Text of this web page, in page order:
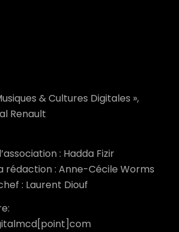
& Cultures Digitales »,
Renault
: Hadda Fizir
rédaction : Anne-Cécile Worms
: Laurent Diouf